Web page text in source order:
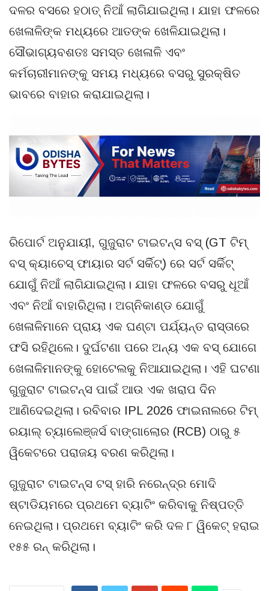
ଦଳର ବସରେ ହଠାତ୍ ନିଆଁ ଲାଗିଯାଇଥିଲା। ଯାହା ଫଳରେ
ଖେଳାଳିଙ୍କ ମଧ୍ୟରେ ଆତଙ୍କ ଖେଳିଯାଇଥିଲା।
ସୌଭାଗ୍ୟବଶତଃ ସମସ୍ତ ଖେଳାଳି ଏବଂ
କର୍ମଚାରୀମାନଙ୍କୁ ସମୟ ମଧ୍ୟରେ ବସରୁ ସୁରକ୍ଷିତ
ଭାବରେ ବାହାର କରାଯାଇଥିଲା।
ରିପୋର୍ଟ ଅନୁଯାୟୀ, ଗୁଜୁରାଟ ଟାଇଟନ୍ସ ବସ୍ (GT ଟିମ୍
ବସ୍ କ୍ୟାଚେସ୍ ଫାୟାର ସର୍ଟ ସର୍କିଟ୍) ରେ ସର୍ଟ ସର୍କିଟ୍
ଯୋଗୁଁ ନିଆଁ ଲାଗିଯାଇଥିଲା। ଯାହା ଫଳରେ ବସରୁ ଧୂଆଁ
ଏବଂ ନିଆଁ ବାହାରିଥିଲା। ଅଗ୍ନିକାଣ୍ଡ ଯୋଗୁଁ
ଖେଳାଳିମାନେ ପ୍ରାୟ ଏକ ଘଣ୍ଟା ପର୍ଯ୍ୟନ୍ତ ରାସ୍ତାରେ
ଫସି ରହିଥିଲେ। ଦୁର୍ଘଟଣା ପରେ ଅନ୍ୟ ଏକ ବସ୍ ଯୋଗେ
ଖେଳାଳିମାନଙ୍କୁ ହୋଟେଲକୁ ନିଆଯାଇଥିଲା। ଏହି ଘଟଣା
ଗୁଜୁରାଟ ଟାଇଟନ୍ସ ପାଇଁ ଆଉ ଏକ ଖରାପ ଦିନ
ଆଣିଦେଇଥିଲା। ରବିବାର IPL 2026 ଫାଇନାଲରେ ଟିମ୍
ରୟାଲ୍ ଚ୍ୟାଲେଞ୍ଜର୍ସ ବାଙ୍ଗାଲୋର (RCB) ଠାରୁ ୫
ୱିକେଟରେ ପରାଜୟ ବରଣ କରିଥିଲା।
ଗୁଜୁରାଟ ଟାଇଟନ୍ସ ଟସ୍ ହାରି ନରେନ୍ଦ୍ର ମୋଦି
ଷ୍ଟାଡିୟମରେ ପ୍ରଥମେ ବ୍ୟାଟିଂ କରିବାକୁ ନିଷ୍ପତ୍ତି
ନେଇଥିଲା। ପ୍ରଥମେ ବ୍ୟାଟିଂ କରି ଦଳ ୮ ୱିକେଟ୍ ହରାଇ
୧୫୫ ରନ୍ କରିଥିଲା।